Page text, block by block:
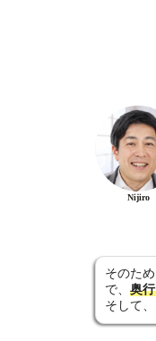
Nijiro
そのた
で、 奥
そして